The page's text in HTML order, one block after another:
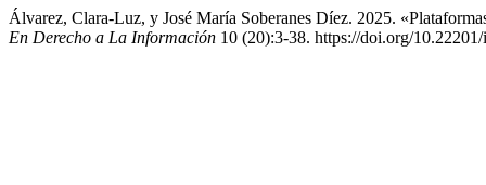
Álvarez, Clara-Luz, y José María Soberanes Díez. 2025.
En Derecho a La Información 10 (20):3-38. https://doi.org/